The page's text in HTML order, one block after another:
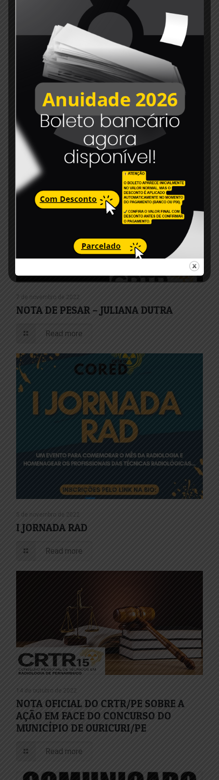
Related posts
7 de novembro de 2022
NOTA DE PESAR – JULIANA DUTRA
Read more
5 de novembro de 2022
I JORNADA RAD
Read more
14 de outubro de 2022
NOTA OFICIAL DO CRTR/PE SOBRE A
AÇÃO EM FACE DO CONCURSO DO
MUNICÍPIO DE OURICURI/PE
Read more